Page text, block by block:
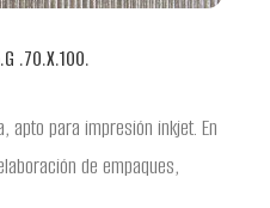
.70.X.100.
apto para impresión inkjet. En
de empaques,